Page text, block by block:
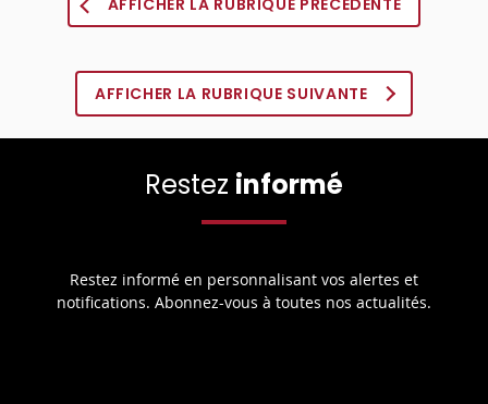
AFFICHER LA RUBRIQUE PRÉCÉDENTE
AFFICHER LA RUBRIQUE SUIVANTE
Restez informé
Restez informé en personnalisant vos alertes et
notifications. Abonnez-vous à toutes nos actualités.